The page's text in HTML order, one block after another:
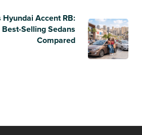
Hyundai Accent RB:
Best-Selling Sedans
Compared